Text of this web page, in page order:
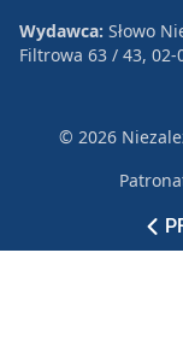
Wydawca: Słowo
Filtrowa 63 / 43, 02-
© 2026